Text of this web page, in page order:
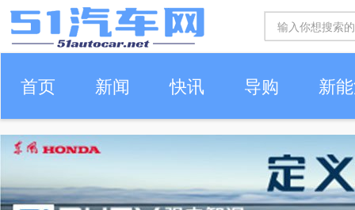
首页 新闻 快讯 导购 新
车生活